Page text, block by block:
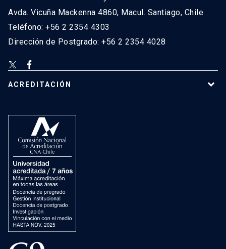
Avda. Vicuña Mackenna 4860, Macul. Santiago, Chile
Teléfono: +56 2 2354 4303
Dirección de Postgrado: +56 2 2354 4028
ACREDITACIÓN